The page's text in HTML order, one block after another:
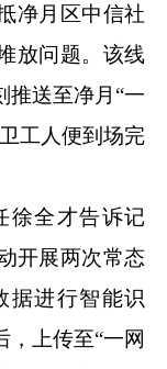
月区中信社
放问题。该线
推送至净月“一
工人便到场完
全才告诉记
开展两次常态
据进行智能识
，上传至“一网